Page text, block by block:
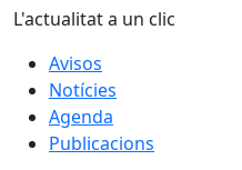
L'actualitat a un clic
Avisos
Notícies
Agenda
Publicacions